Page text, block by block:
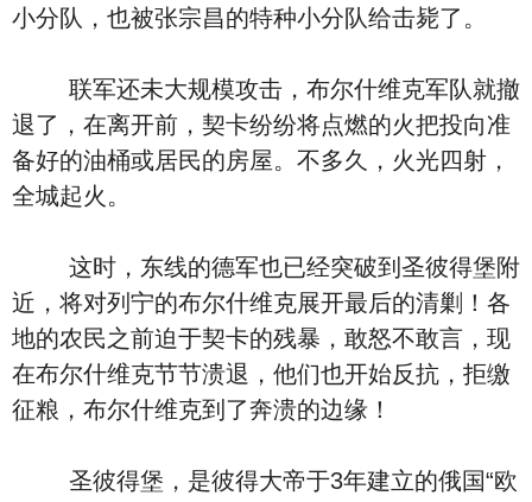
小分队，也被张宗昌的特种小分队给击毙了。
联军还未大规模攻击，布尔什维克军队就撤
退了，在离开前，契卡纷纷将点燃的火把投向准
备好的油桶或居民的房屋。不多久，火光四射，
全城起火。
这时，东线的德军也已经突破到圣彼得堡附
近，将对列宁的布尔什维克展开最后的清剿！各
地的农民之前迫于契卡的残暴，敢怒不敢言，现
在布尔什维克节节溃退，他们也开始反抗，拒缴
征粮，布尔什维克到了奔溃的边缘！
圣彼得堡，是彼得大帝于3年建立的俄国“欧